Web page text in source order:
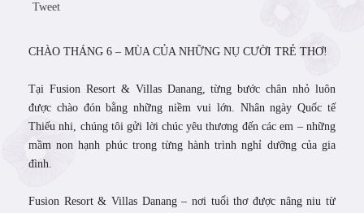
Tweet
CHÀO THÁNG 6 – MÙA CỦA NHỮNG NỤ CƯỜI TRẺ THƠ!
Tại Fusion Resort & Villas Danang, từng bước chân nhỏ luôn
được chào đón bằng những niềm vui lớn. Nhân ngày Quốc tế
Thiếu nhi, chúng tôi gửi lời chúc yêu thương đến các em – những
mầm non hạnh phúc trong từng hành trình nghỉ dưỡng của gia
đình.
Fusion Resort & Villas Danang – nơi tuổi thơ được nâng niu từ